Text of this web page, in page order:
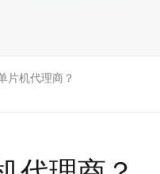
片机代理商？